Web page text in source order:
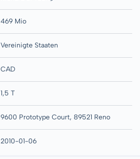
469 Mio
Vereinigte Staaten
CAD
1,5 T
9600 Prototype Court, 89521 Reno
2010-01-06